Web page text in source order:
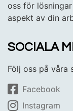
oss för
aspekt av din
SOCIALA
Följ oss på våra
Facebook
Instagram